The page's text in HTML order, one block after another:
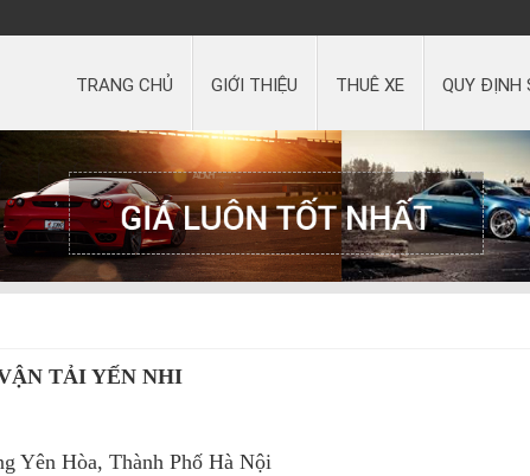
TRANG CHỦ GIỚI THIỆU THUÊ XE QUY ĐỊNH
TẢI YẾN NHI
Yên Hòa, Thành Phố Hà Nội